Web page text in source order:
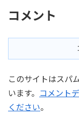
コメント
このサイトはスパ
います。 コメント
ください。